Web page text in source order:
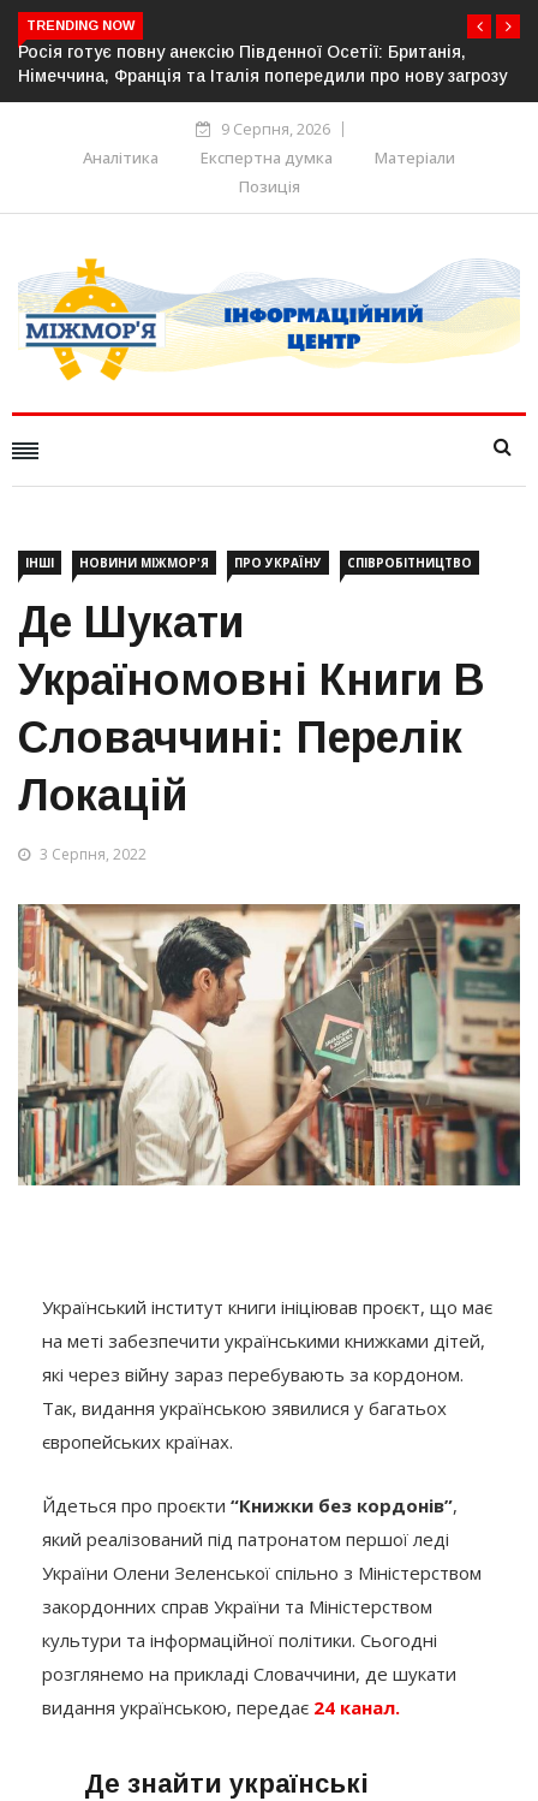
TRENDING NOW
Естонія посилює кордон із Росією: облаштовано ще 26 км
прикордонної інфраструктури
9 Серпня, 2026
Аналітика
Експертна думка
Матеріали
Позиція
ІНШІ НОВИНИ МІЖМОР'Я ПРО УКРАЇНУ СПІВРОБІТНИЦТВО
Де Шукати
Україномовні Книги В
Словаччині: Перелік
Локацій
3 Серпня, 2022
Український інститут книги ініціював проєкт, що має
на меті забезпечити українськими книжками дітей,
які через війну зараз перебувають за кордоном.
Так, видання українською зявилися у багатьох
європейських країнах.
Йдеться про проєкти “Книжки без кордонів”,
який реалізований під патронатом першої леді
України Олени Зеленської спільно з Міністерством
закордонних справ України та Міністерством
культури та інформаційної політики. Сьогодні
розглянемо на прикладі Словаччини, де шукати
видання українською, передає 24 канал.
Де знайти українські